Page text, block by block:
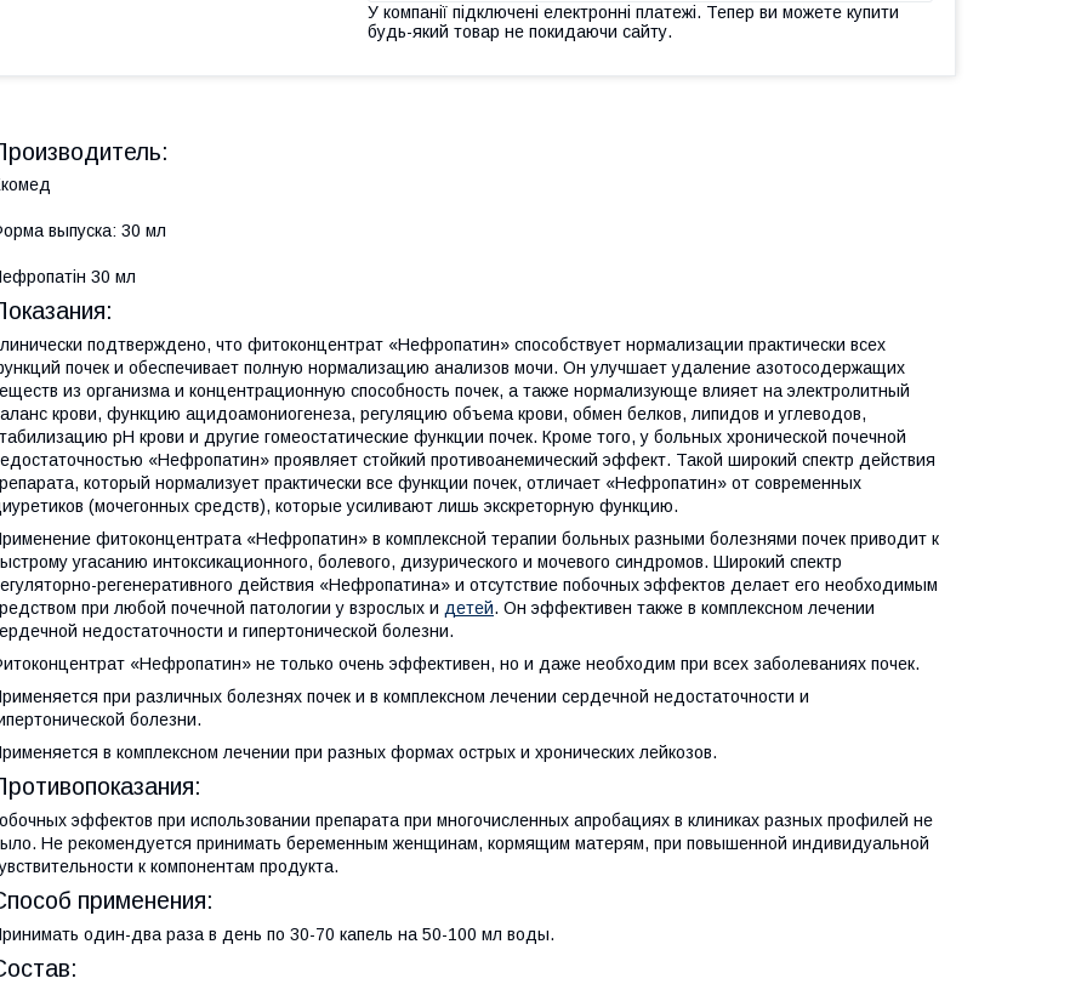
У компанії підключені електронні платежі. Тепер ви можете купити
будь-який товар не покидаючи сайту.
выпуска: 30 мл
30 мл
подтверждено, что фитоконцентрат «Нефропатин» способствует нормализации практически всех
почек и обеспечивает полную нормализацию анализов мочи. Он улучшает удаление азотосодержащих
из организма и концентрационную способность почек, а также нормализующе влияет на электролитный
крови, функцию ацидоамониогенеза, регуляцию объема крови, обмен белков, липидов и углеводов,
рН крови и другие гомеостатические функции почек. Кроме того, у больных хронической почечной
«Нефропатин» проявляет стойкий противоанемический эффект. Такой широкий спектр действия
который нормализует практически все функции почек, отличает «Нефропатин» от современных
(мочегонных средств), которые усиливают лишь экскреторную функцию.
фитоконцентрата «Нефропатин» в комплексной терапии больных разными болезнями почек приводит к
угасанию интоксикационного, болевого, дизурического и мочевого синдромов. Широкий спектр
регенеративного действия «Нефропатина» и отсутствие побочных эффектов делает его необходимым
при любой почечной патологии у взрослых и детей. Он эффективен также в комплексном лечении
недостаточности и гипертонической болезни.
«Нефропатин» не только очень эффективен, но и даже необходим при всех заболеваниях почек.
при различных болезнях почек и в комплексном лечении сердечной недостаточности и
болезни.
в комплексном лечении при разных формах острых и хронических лейкозов.
эффектов при использовании препарата при многочисленных апробациях в клиниках разных профилей не
Не рекомендуется принимать беременным женщинам, кормящим матерям, при повышенной индивидуальной
к компонентам продукта.
применения:
один-два раза в день по 30-70 капель на 50-100 мл воды.